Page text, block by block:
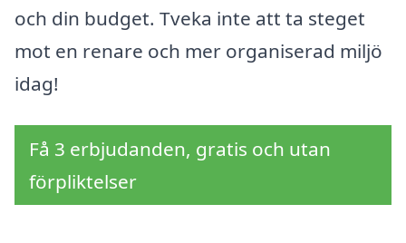
och din budget. Tveka inte att ta steget
mot en renare och mer organiserad miljö
idag!
Få 3 erbjudanden, gratis och utan
förpliktelser